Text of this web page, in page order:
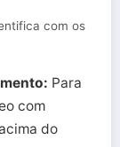
com os
Para
com
do